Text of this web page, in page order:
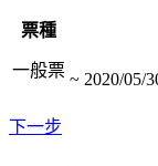
票種
一般票 ~ 2020/05/
下一步